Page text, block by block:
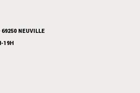
NEUVILLE
19H